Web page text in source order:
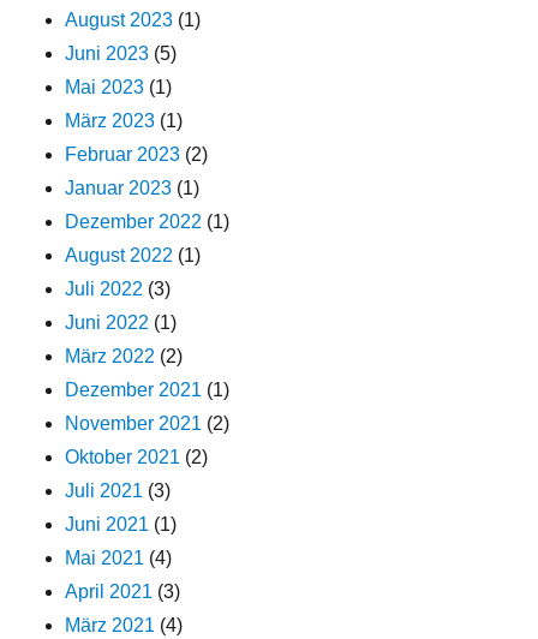
August 2023 (1)
Juni 2023 (5)
Mai 2023 (1)
März 2023 (1)
Februar 2023 (2)
Januar 2023 (1)
Dezember 2022 (1)
August 2022 (1)
Juli 2022 (3)
Juni 2022 (1)
März 2022 (2)
Dezember 2021 (1)
November 2021 (2)
Oktober 2021 (2)
Juli 2021 (3)
Juni 2021 (1)
Mai 2021 (4)
April 2021 (3)
März 2021 (4)